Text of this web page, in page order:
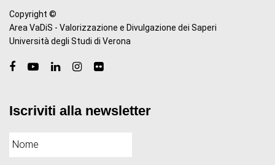
Copyright ©
Area VaDiS - Valorizzazione e Divulgazione dei Saperi
Università degli Studi di Verona
Iscriviti alla newsletter